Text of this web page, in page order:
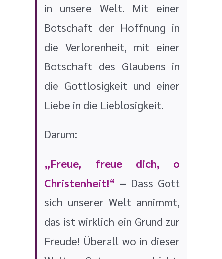
in unsere Welt. Mit einer
Botschaft der Hoffnung in
die Verlorenheit, mit einer
Botschaft des Glaubens in
die Gottlosigkeit und einer
Liebe in die Lieblosigkeit.
Darum:
„Freue, freue dich, o
Christenheit!“ – Dass Gott
sich unserer Welt annimmt,
das ist wirklich ein Grund zur
Freude! Überall wo in dieser